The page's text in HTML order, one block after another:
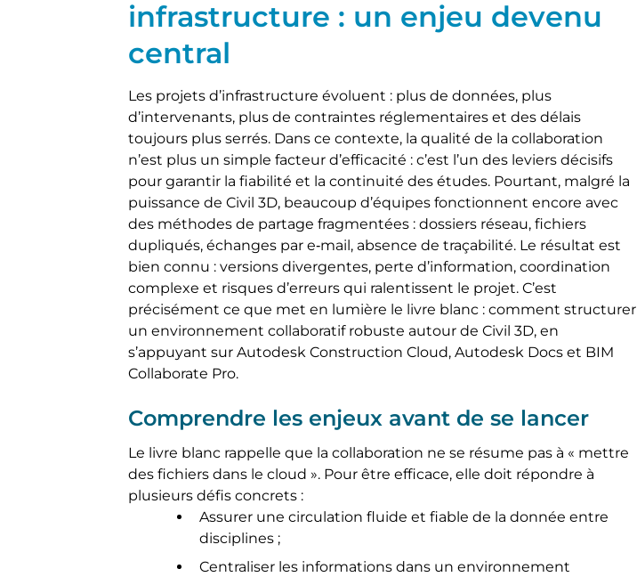
infrastructure : un enjeu devenu
central
Les projets d’infrastructure évoluent : plus de données, plus
d’intervenants, plus de contraintes réglementaires et des délais
toujours plus serrés. Dans ce contexte, la qualité de la collaboration
n’est plus un simple facteur d’efficacité : c’est l’un des leviers décisifs
pour garantir la fiabilité et la continuité des études. Pourtant, malgré la
puissance de Civil 3D, beaucoup d’équipes fonctionnent encore avec
des méthodes de partage fragmentées : dossiers réseau, fichiers
dupliqués, échanges par e‑mail, absence de traçabilité. Le résultat est
bien connu : versions divergentes, perte d’information, coordination
complexe et risques d’erreurs qui ralentissent le projet. C’est
précisément ce que met en lumière le livre blanc : comment structurer
un environnement collaboratif robuste autour de Civil 3D, en
s’appuyant sur Autodesk Construction Cloud, Autodesk Docs et BIM
Collaborate Pro.
Comprendre les enjeux avant de se lancer
Le livre blanc rappelle que la collaboration ne se résume pas à « mettre
des fichiers dans le cloud ». Pour être efficace, elle doit répondre à
plusieurs défis concrets :
Assurer une circulation fluide et fiable de la donnée entre
disciplines ;
Centraliser les informations dans un environnement